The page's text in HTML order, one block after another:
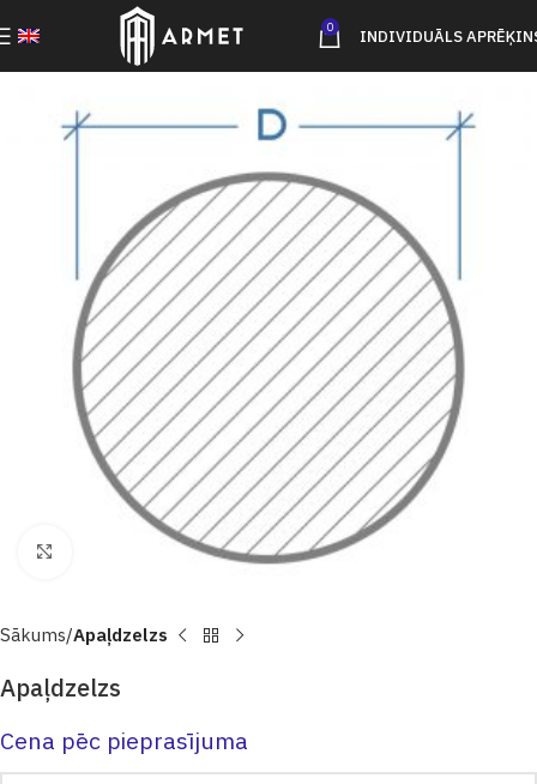
0 INDIVIDUĀLS
Click to enlarge
Sākums Apaļdzelzs
Apaļdzelzs
Cena pēc pieprasījuma